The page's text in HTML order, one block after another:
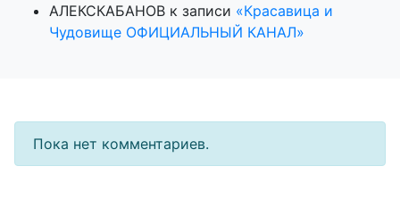
АЛЕКСКАБАНОВ к записи «Красавица и
Чудовище ОФИЦИАЛЬНЫЙ КАНАЛ»
Пока нет комментариев.